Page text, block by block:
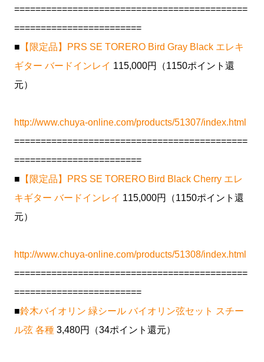
============================================
========================
■ 【限定品】PRS SE TORERO Bird Gray Black エレキ
ギター バードインレイ 115,000円（1150ポイント還
元）
http://www.chuya-online.com/products/51307/index.html
============================================
========================
■ 【限定品】PRS SE TORERO Bird Black Cherry エレ
キギター バードインレイ 115,000円（1150ポイント還
元）
http://www.chuya-online.com/products/51308/index.html
============================================
========================
■鈴木バイオリン 緑シール バイオリン弦セット スチー
ル弦 各種 3,480円（34ポイント還元）